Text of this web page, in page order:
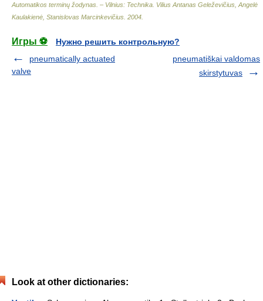
Automatikos terminų žodynas. – Vilnius: Technika Vilius Antanas Geleževičius, Angelė
Kaulakienė, Stanislovas Marcinkevičius 2004
Игры ⚽
Нужно решить контрольную?
pneumatically actuated
valve
pneumatiškai valdomas
skirstytuvas
Look at other dictionaries: